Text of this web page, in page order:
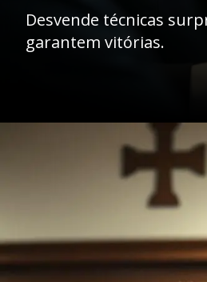
Desvende técnicas
garantem vitórias.
https://